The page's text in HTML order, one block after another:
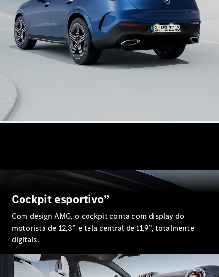
Classe A
Hatchback
Coupés
CLA Coupé
Mercedes-
AMG GT
Coupé
Mercedes-
AMG GT 4
portas
Cockpit esportivo”
Com design AMG, o cockpit conta com display do
motorista de 12,3” e tela central de 11,9”, totalmente
digitais.